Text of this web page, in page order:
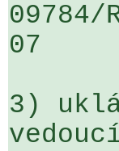
07
3)